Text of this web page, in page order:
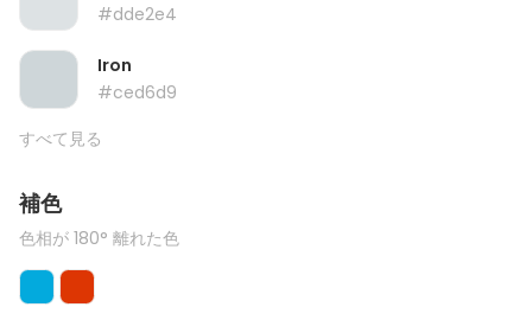
#dde2e4
Iron
#ced6d9
すべて見る
補色
色相が 180° 離れた色